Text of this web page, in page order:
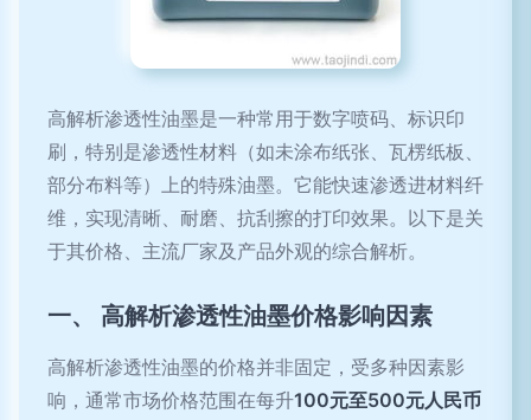
高解析渗透性油墨是一种常用于数字喷码、标识印
刷，特别是渗透性材料（如未涂布纸张、瓦楞纸板、
部分布料等）上的特殊油墨。它能快速渗透进材料纤
维，实现清晰、耐磨、抗刮擦的打印效果。以下是关
于其价格、主流厂家及产品外观的综合解析。
一、 高解析渗透性油墨价格影响因素
高解析渗透性油墨的价格并非固定，受多种因素影
响，通常市场价格范围在每升100元至500元人民币